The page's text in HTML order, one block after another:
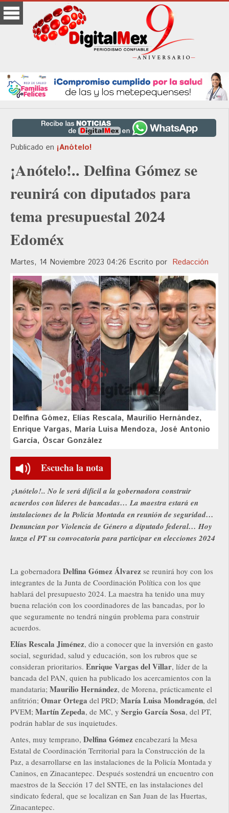
Publicado en ¡Anótelo!
¡Anótelo!.. Delfina Gómez se
reunirá con diputados para
tema presupuestal 2024
Edoméx
Martes, 14 Noviembre 2023 04:26 Escrito por Redacción
Delfina Gómez, Elías Rescala, Maurilio Hernández,
Enrique Vargas, María Luisa Mendoza, José Antonio
García, Óscar González
Escucha la nota
¡Anótelo!.. No le será difícil a la gobernadora construir
acuerdos con líderes de bancadas… La maestra estará en
instalaciones de la Policía Montada en reunión de seguridad…
Denuncian por Violencia de Género a diputado federal… Hoy
lanza el PT su convocatoria para participar en elecciones 2024
La gobernadora Delfina Gómez Álvarez se reunirá hoy con los
integrantes de la Junta de Coordinación Política con los que
hablará del presupuesto 2024. La maestra ha tenido una muy
buena relación con los coordinadores de las bancadas, por lo
que seguramente no tendrá ningún problema para construir
acuerdos.
Elías Rescala Jiménez, dio a conocer que la inversión en gasto
social, seguridad, salud y educación, son los rubros que se
consideran prioritarios. Enrique Vargas del Villar, líder de la
bancada del PAN, quien ha publicado los acercamientos con la
mandataria; Maurilio Hernández, de Morena, prácticamente el
anfitrión; Omar Ortega del PRD; María Luisa Mondragón, del
PVEM; Martín Zepeda, de MC, y Sergio García Sosa, del PT,
podrán hablar de sus inquietudes.
Antes, muy temprano, Delfina Gómez encabezará la Mesa
Estatal de Coordinación Territorial para la Construcción de la
Paz, a desarrollarse en las instalaciones de la Policía Montada y
Caninos, en Zinacantepec. Después sostendrá un encuentro con
maestros de la Sección 17 del SNTE, en las instalaciones del
sindicato federal, que se localizan en San Juan de las Huertas,
Zinacantepec.